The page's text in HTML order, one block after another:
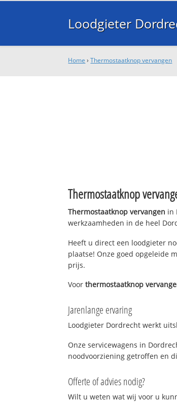
Loodgieter
Home ›Thermostaatknop vervangen
Thermostaatknop
Thermostaatknop vervangen in
werkzaamheden in de heel
Heeft u direct een loodgieter
plaatse! Onze goed opgeleide
prijs.
Voorthermostaatknop
Jarenlange ervaring
Loodgieter Dordrecht werkt
Onze servicewagens in
noodvoorziening getroffen en
Offerte of advies nodig?
Wilt u weten wat wij voor u